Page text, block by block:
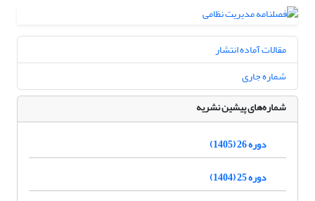
مقالات آماده انتشار
شماره جاری
شماره‌های پیشین نشریه
دوره 26 (1405)
دوره 25 (1404)